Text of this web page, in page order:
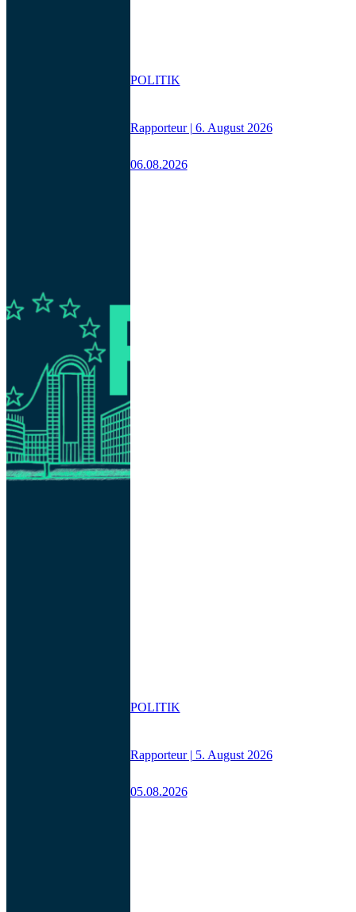
Rapporteur | 6. August 2026
06.08.2026
POLITIK
Rapporteur | 5. August 2026
05.08.2026
POLITIK